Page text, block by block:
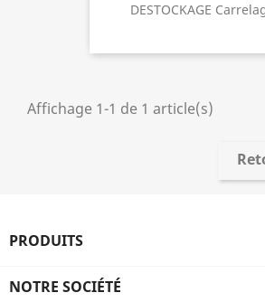
DESTOCKAGE
Affichage 1-1 de 1 article(s)
PRODUITS
NOTRE SOCIÉTÉ